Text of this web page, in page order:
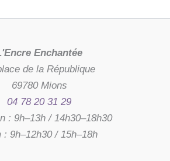
Enchantée
de la République
69780 Mions
04 78 20 31 29
: 9h–13h / 14h30–18h30
: 9h–12h30 / 15h–18h